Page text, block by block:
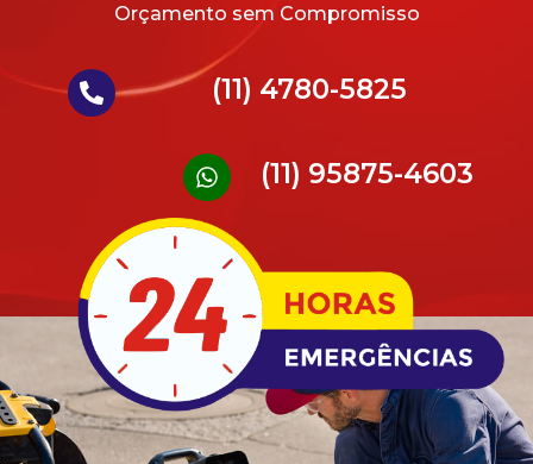
Orçamento sem Compromisso
(11) 4780-5825
(11) 95875-4603